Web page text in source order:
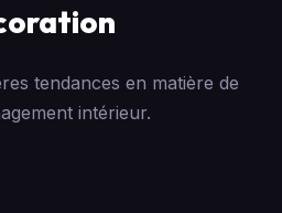
tendances en matière de
intérieur.